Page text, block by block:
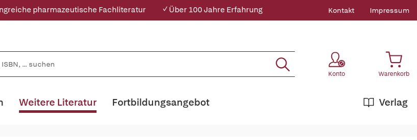
pharmazeutische Fachliteratur ✓ Über 100 Jahre Erfahrung Kontakt Impressum
Konto Warenkorb
Weitere Literatur Verlag
Fortbildungsangebot